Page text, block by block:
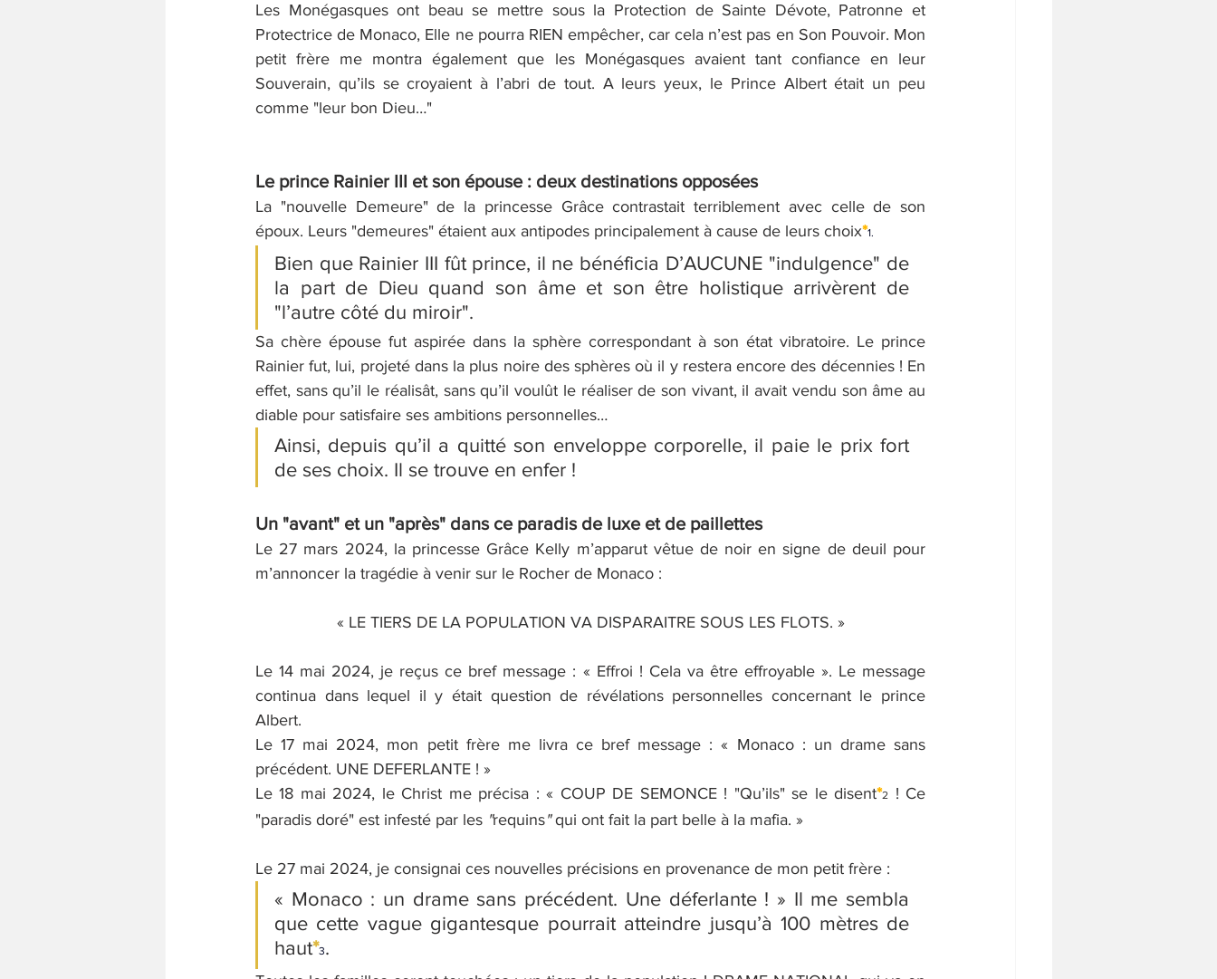
Les Monégasques ont beau se mettre sous la Protection de Sainte Dévote, Patronne et
Protectrice de Monaco, Elle ne pourra RIEN empêcher, car cela n’est pas en Son Pouvoir. Mon
petit frère me montra également que les Monégasques avaient tant confiance en leur
Souverain, qu’ils se croyaient à l’abri de tout. A leurs yeux, le Prince Albert était un peu
comme "leur bon Dieu…"
Le prince Rainier III et son épouse : deux destinations opposées
La "nouvelle Demeure" de la princesse Grâce contrastait terriblement avec celle de son
époux. Leurs "demeures" étaient aux antipodes principalement à cause de leurs choix*1.
Bien que Rainier III fût prince, il ne bénéficia D’AUCUNE "indulgence" de
la part de Dieu quand son âme et son être holistique arrivèrent de
"l’autre côté du miroir".
Sa chère épouse fut aspirée dans la sphère correspondant à son état vibratoire. Le prince
Rainier fut, lui, projeté dans la plus noire des sphères où il y restera encore des décennies ! En
effet, sans qu’il le réalisât, sans qu’il voulût le réaliser de son vivant, il avait vendu son âme au
diable pour satisfaire ses ambitions personnelles…
Ainsi, depuis qu’il a quitté son enveloppe corporelle, il paie le prix fort
de ses choix. Il se trouve en enfer !
Un "avant" et un "après" dans ce paradis de luxe et de paillettes
Le 27 mars 2024, la princesse Grâce Kelly m’apparut vêtue de noir en signe de deuil pour
m’annoncer la tragédie à venir sur le Rocher de Monaco :
« LE TIERS DE LA POPULATION VA DISPARAITRE SOUS LES FLOTS. »
Le 14 mai 2024, je reçus ce bref message : « Effroi ! Cela va être effroyable ». Le message
continua dans lequel il y était question de révélations personnelles concernant le prince
Albert.
Le 17 mai 2024, mon petit frère me livra ce bref message : « Monaco : un drame sans
précédent. UNE DEFERLANTE ! »
Le 18 mai 2024, le Christ me précisa : « COUP DE SEMONCE ! "Qu’ils" se le disent*2
! Ce
"paradis doré" est infesté par les "requins" qui ont fait la part belle à la mafia. »
Le 27 mai 2024, je consignai ces nouvelles précisions en provenance de mon petit frère :
« Monaco : un drame sans précédent. Une déferlante ! » Il me sembla
que cette vague gigantesque pourrait atteindre jusqu’à 100 mètres de
haut*3.